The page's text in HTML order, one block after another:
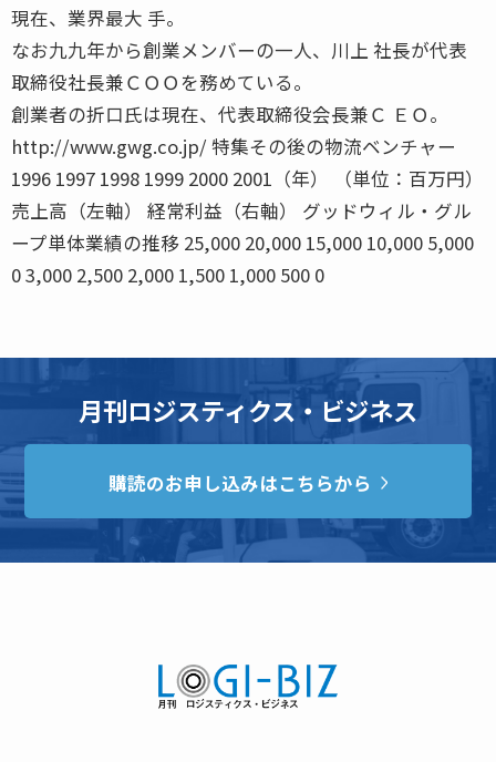
現在、業界最大 手。
なお九九年から創業メンバーの一人、川上 社長が代表
取締役社長兼ＣＯＯを務めている。
創業者の折口氏は現在、代表取締役会長兼Ｃ ＥＯ。
http://www.gwg.co.jp/ 特集その後の物流ベンチャー
1996 1997 1998 1999 2000 2001（年） （単位：百万円）
売上高（左軸） 経常利益（右軸） グッドウィル・グル
ープ単体業績の推移 25,000 20,000 15,000 10,000 5,000
0 3,000 2,500 2,000 1,500 1,000 500 0
月刊ロジスティクス・ビジネス
購読のお申し込みはこちらから